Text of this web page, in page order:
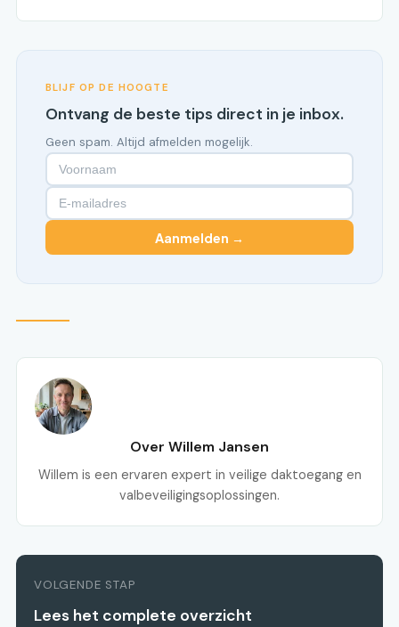
BLIJF OP DE HOOGTE
Ontvang de beste tips direct in je inbox.
Geen spam. Altijd afmelden mogelijk.
Aanmelden →
Over Willem Jansen
Willem is een ervaren expert in veilige daktoegang en
valbeveiligingsoplossingen.
VOLGENDE STAP
Lees het complete overzicht